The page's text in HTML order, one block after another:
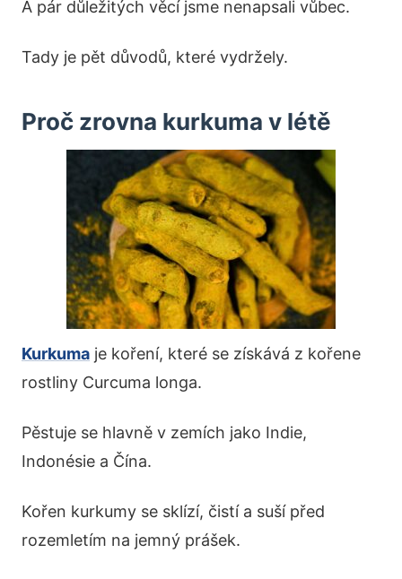
A pár důležitých věcí jsme nenapsali vůbec.
Tady je pět důvodů, které vydržely.
Proč zrovna kurkuma v létě
Kurkuma je koření, které se získává z kořene
rostliny Curcuma longa.
Pěstuje se hlavně v zemích jako Indie,
Indonésie a Čína.
Kořen kurkumy se sklízí, čistí a suší před
rozemletím na jemný prášek.